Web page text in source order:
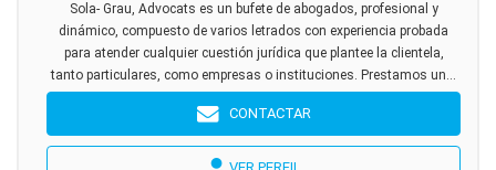
Sola- Grau, Advocats es un bufete de abogados, profesional y
dinámico, compuesto de varios letrados con experiencia probada
para atender cualquier cuestión jurídica que plantee la clientela,
tanto particulares, como empresas o instituciones. Prestamos un...
CONTACTAR